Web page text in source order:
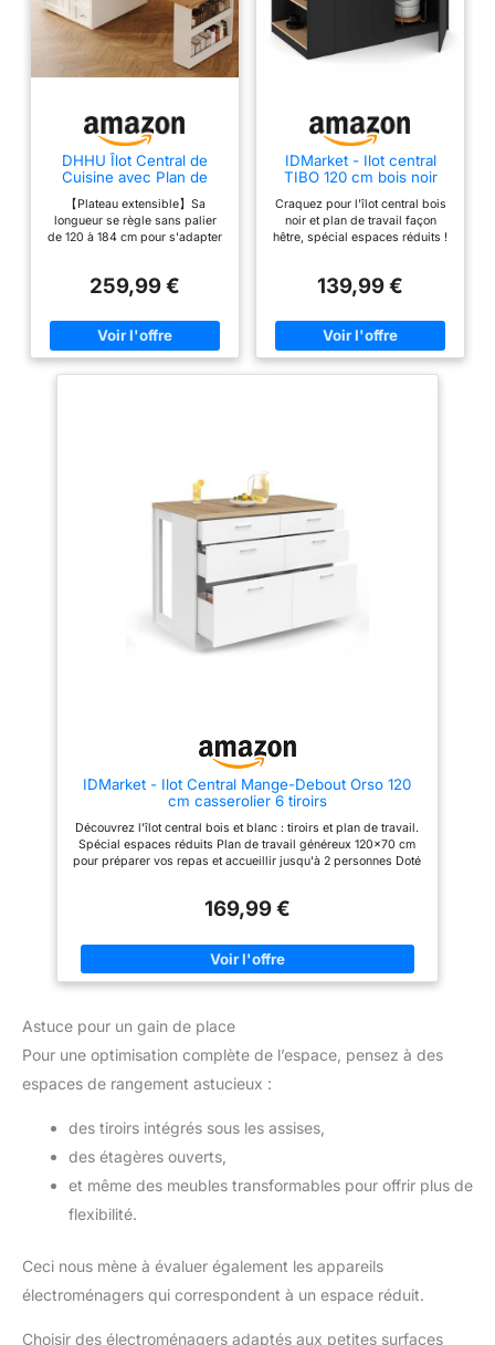
DHHU Îlot Central de
Cuisine avec Plan de
Travail Extensible de 120
à 184 cm, Table de Bar
avec Rangement, 5
Tiroirs, 6 étagères, pour
Manger, Blanc
【Plateau extensible】Sa
longueur se règle sans palier
de 120 à 184 cm pour s'adapter
ou le rétracter rapidement selon
bois : facile d'entretien et
résistant】Ce plateau au rendu
bois est esthétique, résistant
cuisine et à la salle à manger.
【Système de rangement
astucieux】L'avant dispose de
réglable ; l'arrière comporte un
séparés. Ustensiles, épices et
électroménagers y trouvent leur
place, bien classés et toujours à
portée de main. 【Ferrures
vie. Deux roulettes à frein
complètent la structure pour le
déplacer ou le fixer à votre
guise. 【Mobilité et stabilité
roulettes sont équipées d'un
frein : déplacez facilement l'ilot
et fixez-le fermement une fois
de travail, bar à petit-déjeuner
grande flexibilité à votre
259,99 €
IDMarket - Ilot central
TIBO 120 cm bois noir
hêtre
Craquez pour l'îlot central bois
noir et plan de travail façon
hêtre, spécial espaces réduits !
vos repas. Multiples espaces
ilot, table de bar et rangements
pratiques et fonctionnels ! Doté
de nombreux rangements :
139,99 €
IDMarket - Ilot Central Mange-Debout Orso 120
cm casserolier 6 tiroirs
Découvrez l'îlot central bois et blanc : tiroirs et plan de travail.
Spécial espaces réduits Plan de travail généreux 120x70 cm
pour préparer vos repas et accueillir jusqu'à 2 personnes Doté
cm - Plateau épaisseur 3 cm Dimensions globales : Longueur
169,99 €
Astuce pour un gain de place
Pour une optimisation complète de l’espace, pensez à des
espaces de rangement astucieux :
des tiroirs intégrés sous les assises,
des étagères ouverts,
et même des meubles transformables pour offrir plus de
flexibilité.
Ceci nous mène à évaluer également les appareils
électroménagers qui correspondent à un espace réduit.
Choisir des électroménagers adaptés aux petites surfaces